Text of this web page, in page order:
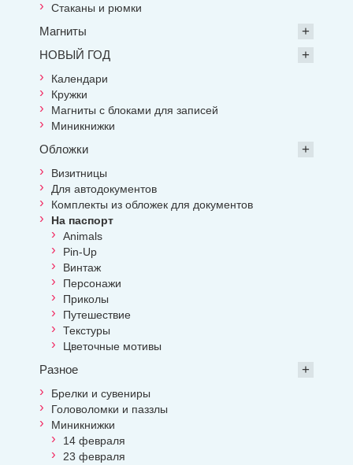
Стаканы и рюмки
Магниты
НОВЫЙ ГОД
Календари
Кружки
Магниты с блоками для записей
Миникнижки
Обложки
Визитницы
Для автодокументов
Комплекты из обложек для документов
На паспорт
Animals
Pin-Up
Винтаж
Персонажи
Приколы
Путешествие
Текстуры
Цветочные мотивы
Разное
Брелки и сувениры
Головоломки и паззлы
Миникнижки
14 февраля
23 февраля